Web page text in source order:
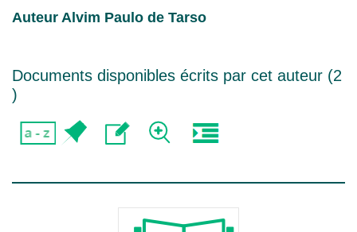
Auteur Alvim Paulo de Tarso
Documents disponibles écrits par cet auteur (2
)